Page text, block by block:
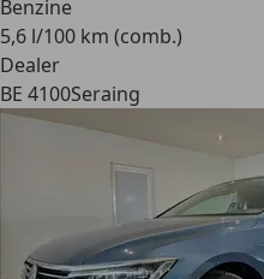
Benzine
5,6 l/100 km (comb.)
Dealer
BE 4100Seraing